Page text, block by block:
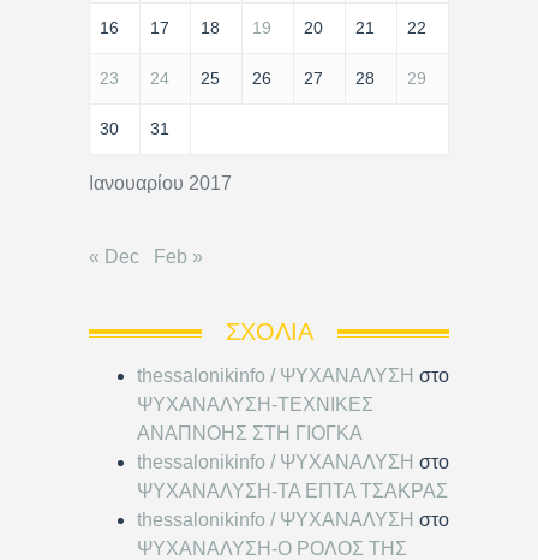
Ιανουαρίου 2017
16 17 18 19 20 21 22
23 24 25 26 27 28 29
30 31
« Dec Feb »
ΣΧΌΛΙΑ
thessalonikinfo / ΨΥΧΑΝΑΛΥΣΗ στο
ΨΥΧΑΝΑΛΥΣΗ-ΤΕΧΝΙΚΕΣ
ΑΝΑΠΝΟΗΣ ΣΤΗ ΓΙΟΓΚΑ
thessalonikinfo / ΨΥΧΑΝΑΛΥΣΗ στο
ΨΥΧΑΝΑΛΥΣΗ-ΤΑ ΕΠΤΑ ΤΣΑΚΡΑΣ
thessalonikinfo / ΨΥΧΑΝΑΛΥΣΗ στο
ΨΥΧΑΝΑΛΥΣΗ-Ο ΡΟΛΟΣ ΤΗΣ